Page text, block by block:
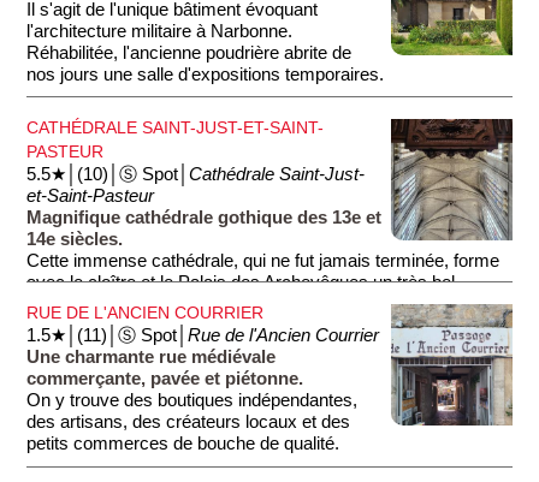
Il s'agit de l'unique bâtiment évoquant
l'architecture militaire à Narbonne.
Réhabilitée, l'ancienne poudrière abrite de
nos jours une salle d'expositions temporaires.
CATHÉDRALE SAINT-JUST-ET-SAINT-
PASTEUR
5.5★│(10)│Ⓢ Spot│Cathédrale Saint-Just-
et-Saint-Pasteur
Magnifique cathédrale gothique des 13e et
14e siècles.
Cette immense cathédrale, qui ne fut jamais terminée, forme
avec le cloître et le Palais des Archevêques un très bel
ensemble architectural. Elle se distingue par ses clochers
s'élevant à plus de 60 mètres. Son chœur est
impressionnant, avec des voûtes s'élevant à plus de 40
mètres de hauteur. Ne manquez pas de visiter son cloître et
sa salle du Trésor.
RUE DE L'ANCIEN COURRIER
1.5★│(11)│Ⓢ Spot│Rue de l'Ancien Courrier
Une charmante rue médiévale
commerçante, pavée et piétonne.
On y trouve des boutiques indépendantes,
des artisans, des créateurs locaux et des
petits commerces de bouche de qualité.